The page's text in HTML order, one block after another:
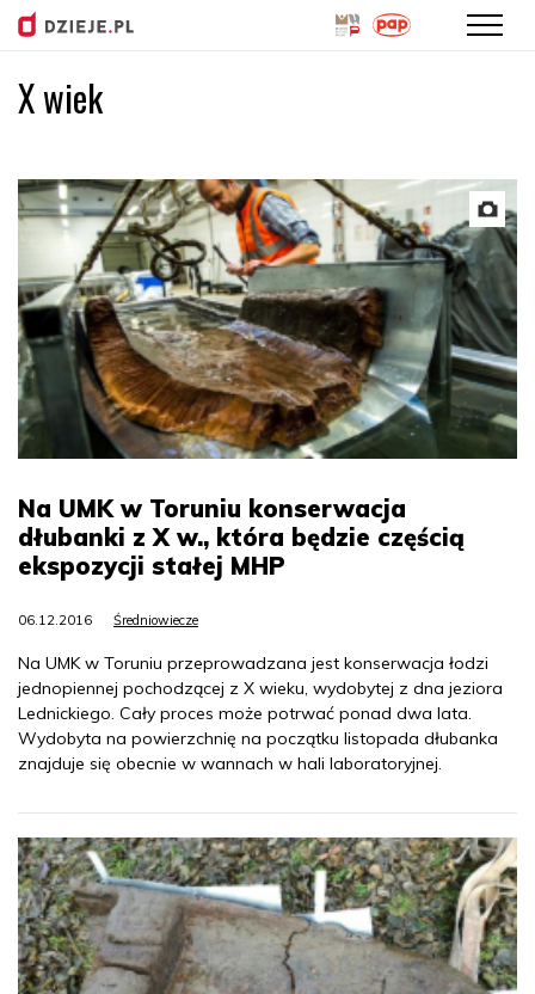
X wiek
Na UMK w Toruniu konserwacja
dłubanki z X w., która będzie częścią
ekspozycji stałej MHP
06.12.2016 Średniowiecze
Na UMK w Toruniu przeprowadzana jest konserwacja łodzi
jednopiennej pochodzącej z X wieku, wydobytej z dna jeziora
Lednickiego. Cały proces może potrwać ponad dwa lata.
Wydobyta na powierzchnię na początku listopada dłubanka
znajduje się obecnie w wannach w hali laboratoryjnej.